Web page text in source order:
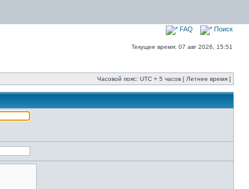
FAQ Поиск
Текущее время: 07 авг 2026, 15:51
Часовой пояс: UTC + 5 часов [ Летнее время ]